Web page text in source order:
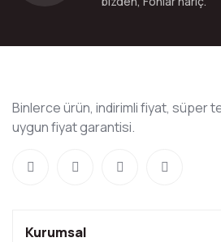
Binlerce ürün, indirimli fiyat, süper
uygun fiyat garantisi.
Kurumsal